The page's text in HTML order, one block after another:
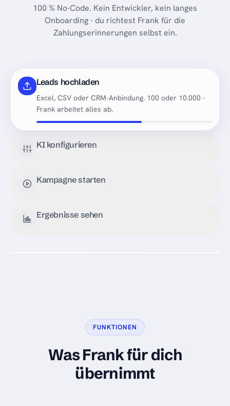
100 % No-Code. Kein Entwickler, kein langes
Onboarding - du richtest Frank für die
Zahlungserinnerungen selbst ein.
Leads hochladen
Excel, CSV oder CRM-Anbindung. 100 oder 10.000 -
Frank arbeitet alles ab.
KI konfigurieren
Kampagne starten
Ergebnisse sehen
FUNKTIONEN
Was Frank für dich
übernimmt